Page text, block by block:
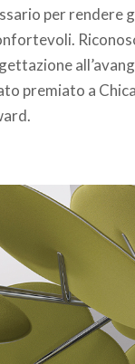
per rendere
premiato a